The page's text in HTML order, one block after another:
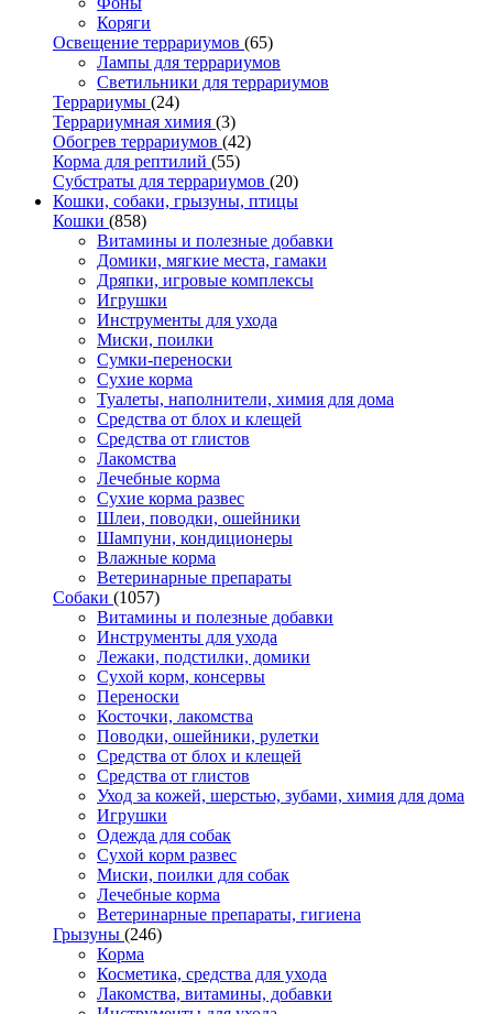
Коряги
Освещение террариумов (65)
Лампы для террариумов
Светильники для террариумов
Террариумы (24)
Террариумная химия (3)
Обогрев террариумов (42)
Корма для рептилий (55)
Субстраты для террариумов (20)
Кошки, собаки, грызуны, птицы
Кошки (858)
Витамины и полезные добавки
Домики, мягкие места, гамаки
Дряпки, игровые комплексы
Игрушки
Инструменты для ухода
Миски, поилки
Сумки-переноски
Сухие корма
Туалеты, наполнители, химия для дома
Средства от блох и клещей
Средства от глистов
Лакомства
Лечебные корма
Сухие корма развес
Шлеи, поводки, ошейники
Шампуни, кондиционеры
Влажные корма
Ветеринарные препараты
Собаки (1057)
Витамины и полезные добавки
Инструменты для ухода
Лежаки, подстилки, домики
Сухой корм, консервы
Переноски
Косточки, лакомства
Поводки, ошейники, рулетки
Средства от блох и клещей
Средства от глистов
Уход за кожей, шерстью, зубами, химия для дома
Игрушки
Одежда для собак
Сухой корм развес
Миски, поилки для собак
Лечебные корма
Ветеринарные препараты, гигиена
Грызуны (246)
Корма
Косметика, средства для ухода
Лакомства, витамины, добавки